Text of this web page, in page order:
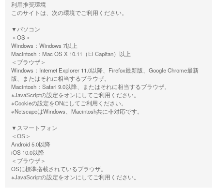
利用推奨環境
このサイトは、次の環境でご利用ください。
▼パソコン
＜OS＞
Windows：Windows 7以上
Macintosh：Mac OS X 10.11（El Capitan）以上
＜ブラウザ＞
Windows：Internet Explorer 11.0以降、Firefox最新版、Google Chrome最新
版、またはそれに相当するブラウザ。
Macintosh：Safari 9.0以降、またはそれに相当するブラウザ。
※JavaScriptの設定をオンにしてご利用ください。
※Cookieの設定をONにしてご利用ください。
※NetscapeはWindows、Macintosh共に非対応です。
▼スマートフォン
＜OS＞
Android 5.0以降
iOS 10.0以降
＜ブラウザ＞
OSに標準搭載されているブラウザ。
※JavaScriptの設定をオンにしてご利用ください。